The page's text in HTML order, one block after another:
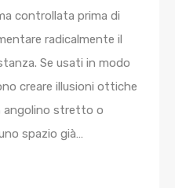
controllata prima di
radicalmente il
Se usati in modo
creare illusioni ottiche
angolino stretto o
spazio già…